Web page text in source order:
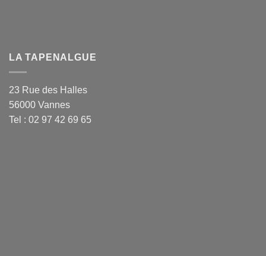
LA TAPENALGUE
23 Rue des Halles
56000 Vannes
Tel : 02 97 42 69 65